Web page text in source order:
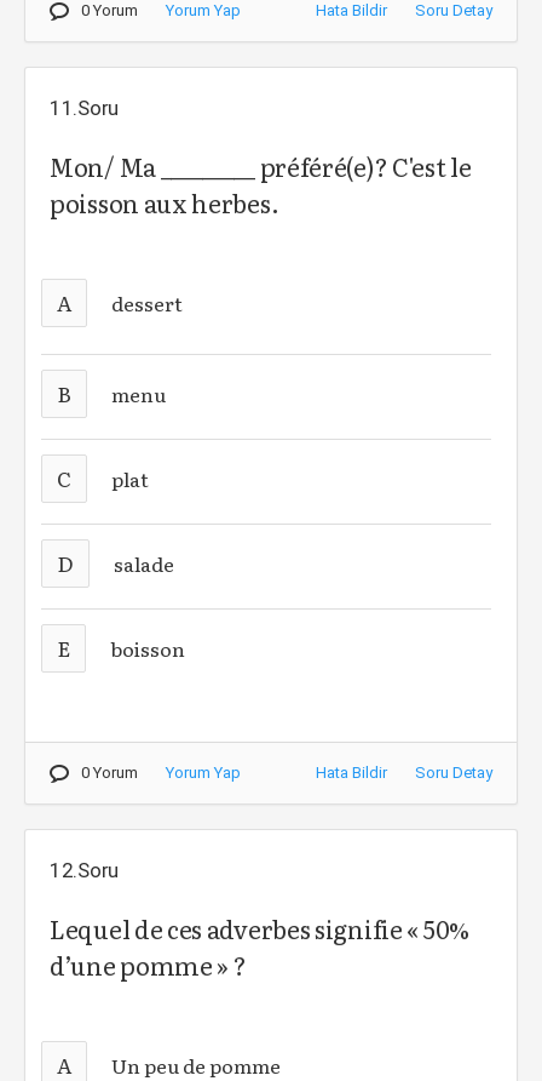
0 Yorum Yorum Yap Hata Bildir Soru Detay
11.Soru
Mon/ Ma _________ préféré(e)? C'est le
poisson aux herbes.
A dessert
B menu
C plat
D salade
E boisson
0 Yorum Yorum Yap Hata Bildir Soru Detay
12.Soru
Lequel de ces adverbes signifie « 50%
d’une pomme » ?
A Un peu de pomme